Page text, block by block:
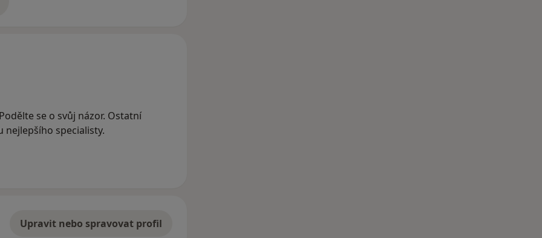
se o svůj názor. Ostatní
nejlepšího specialisty.
Upravit nebo spravovat profil